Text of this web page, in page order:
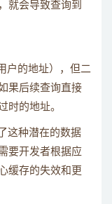
就会导致查询到
户的地址），但二
果后续查询直接
时的地址。
这种潜在的数据
要开发者根据应
缓存的失效和更